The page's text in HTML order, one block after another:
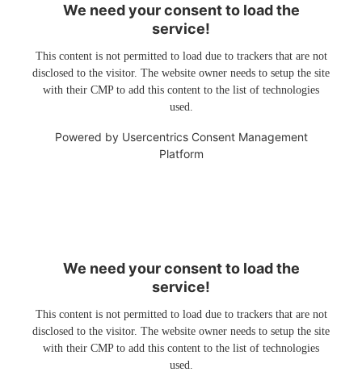
We need your consent to load the
service!
This content is not permitted to load due to trackers that are not
disclosed to the visitor. The website owner needs to setup the site
with their CMP to add this content to the list of technologies
used.
Powered by Usercentrics Consent Management
Platform
We need your consent to load the
service!
This content is not permitted to load due to trackers that are not
disclosed to the visitor. The website owner needs to setup the site
with their CMP to add this content to the list of technologies
used.